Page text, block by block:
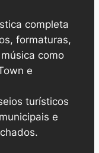
completa
formaturas,
como
e
turísticos
e